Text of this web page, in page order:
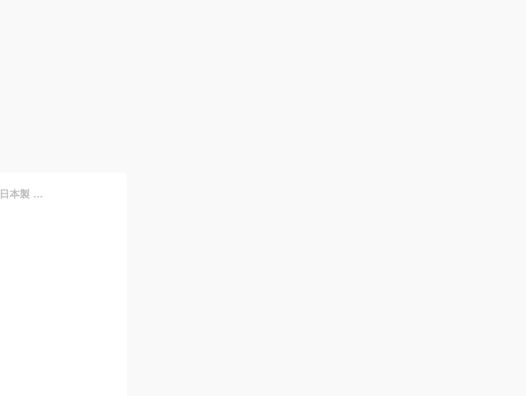
補正パッド ヒップパッド ウエストパッド 補整 着付け小物 補正具 日本製 通年用 大人 レディース あづま姿 送料無料 【販売】【限定最大1000円クーポン配布中】